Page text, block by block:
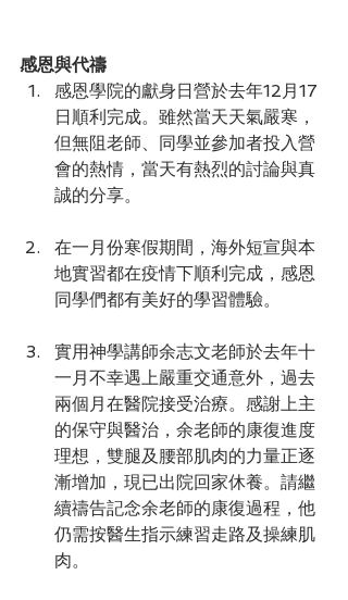
感恩與代禱
感恩學院的獻身日營於去年12月17
日順利完成。雖然當天天氣嚴寒，
但無阻老師、同學並參加者投入營
會的熱情，當天有熱烈的討論與真
誠的分享。
在一月份寒假期間，海外短宣與本
地實習都在疫情下順利完成，感恩
同學們都有美好的學習體驗。
實用神學講師余志文老師於去年十
一月不幸遇上嚴重交通意外，過去
兩個月在醫院接受治療。感謝上主
的保守與醫治，余老師的康復進度
理想，雙腿及腰部肌肉的力量正逐
漸增加，現已出院回家休養。請繼
續禱告記念余老師的康復過程，他
仍需按醫生指示練習走路及操練肌
肉。